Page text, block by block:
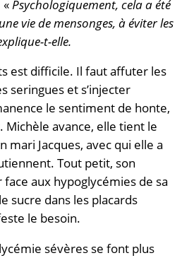
Psychologiquement, cela a été
vie de mensonges, à éviter les
t-elle.
est difficile. Il faut affuter les
seringues et s’injecter
le sentiment de honte,
Michèle avance, elle tient le
mari Jacques, avec qui elle a
Tout petit, son
aux hypoglycémies de sa
sucre dans les placards
le besoin.
sévères se font plus